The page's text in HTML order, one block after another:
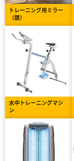
トレーニング用ミラー
（鏡）
水中トレーニングマシ
ン